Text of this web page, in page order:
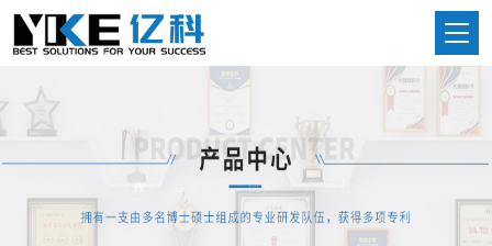
当前位置：首页 产品中心